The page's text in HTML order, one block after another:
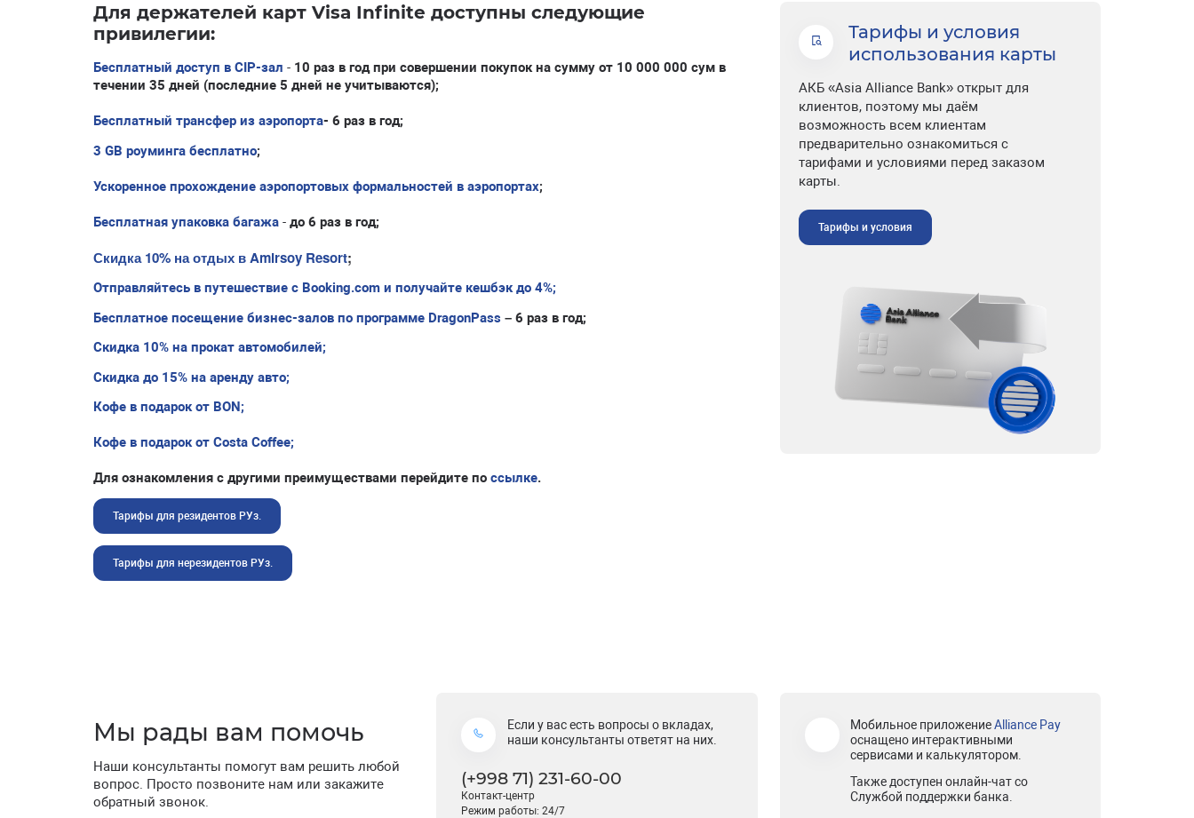
Для держателей карт Visa Infinite доступны следующие
привилегии:
Бесплатный доступ в CIP-зал - 10 раз в год при совершении покупок на сумму от 10 000 000 сум в
течении 35 дней (последние 5 дней не учитываются);
Бесплатный трансфер из аэропорта- 6 раз в год;
3 GB роуминга бесплатно;
Ускоренное прохождение аэропортовых формальностей в аэропортах;
Бесплатная упаковка багажа - до 6 раз в год;
Скидка 10% на отдых в Amirsoy Resort;
Отправляйтесь в путешествие с Booking.com и получайте кешбэк до 4%;
Бесплатное посещение бизнес-залов по программе DragonPass – 6 раз в год;
Скидка 10% на прокат автомобилей;
Скидка до 15% на аренду авто;
Кофе в подарок от BON;
Кофе в подарок от Costa Coffee;
Для ознакомления с другими преимуществами перейдите по ссылке.
Тарифы для резидентов РУз.
Тарифы для нерезидентов РУз.
Тарифы и условия
использования карты
АКБ «Asia Alliance Bank» открыт для
клиентов, поэтому мы даём
возможность всем клиентам
предварительно ознакомиться с
тарифами и условиями перед заказом
карты.
Тарифы и условия
Мы рады вам помочь
Наши консультанты помогут вам решить любой
вопрос. Просто позвоните нам или закажите
обратный звонок.
Если у вас есть вопросы о вкладах,
наши консультанты ответят на них.
(+998 71) 231-60-00
Контакт-центр
Режим работы: 24/7
Мобильное приложениеAlliance Pay
оснащено интерактивными
сервисами и калькулятором.
Также доступен онлайн-чат со
Службой поддержки банка.